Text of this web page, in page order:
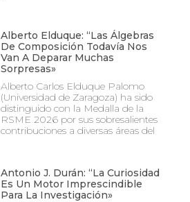
Alberto Elduque: “Las Álgebras
De Composición Todavía Nos
Van A Deparar Muchas
Sorpresas»
Alberto Carlos Elduque Palomo
(Universidad de Zaragoza) ha sido
distinguido con la Medalla de la
RSME 2026 por sus sobresalientes
contribuciones a diversas áreas del
Antonio J. Durán: “La Curiosidad
Es Un Motor Imprescindible
Para La Investigación»